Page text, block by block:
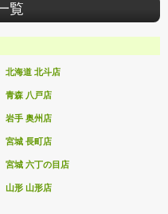
覧
北海道 北斗店
青森 八戸店
岩手 奥州店
宮城 長町店
宮城 六丁の目店
山形 山形店